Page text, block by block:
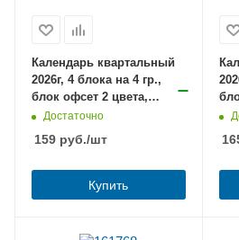
Календарь квартальный
2026г, 4 блока на 4 гр.,
блок офсет 2 цвета,
БИЗНЕС, Панорама гор, с
Достаточно
159 руб./шт
Купить